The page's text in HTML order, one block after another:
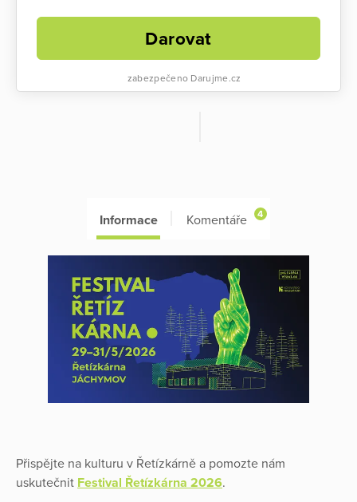
Darovat
zabezpečeno Darujme.cz
Informace Komentáře 4
Přispějte na kulturu v Řetízkárně a pomozte nám
uskutečnit Festival Řetízkárna 2026.